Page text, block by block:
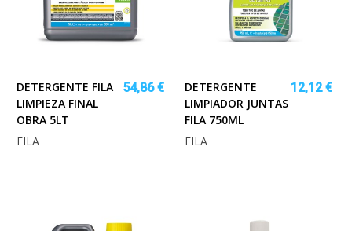
DETERGENTE FILA
LIMPIEZA FINAL
OBRA 5LT
54,86 €
FILA
DETERGENTE
LIMPIADOR JUNTAS
FILA 750ML
12,12 €
FILA